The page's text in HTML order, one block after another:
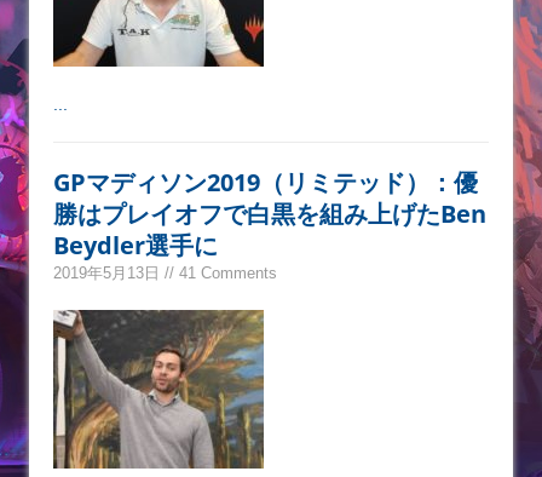
GPマディソン2019（リミテッド）：優
勝はプレイオフで白黒を組み上げたBen
Beydler選手に
2019年5月13日 // 41 Comments